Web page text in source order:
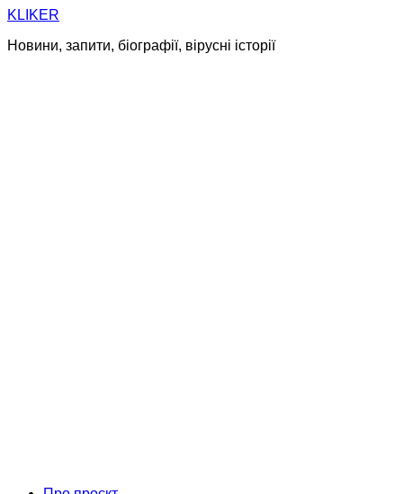
Skip
content
KLIKER
Новини, запити, біографії, вірусні історії